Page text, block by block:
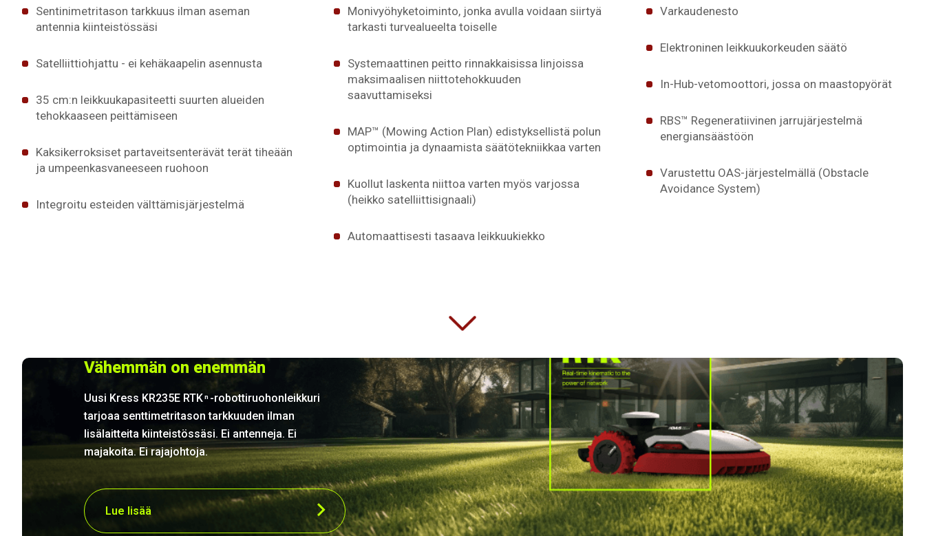
Sentinimetritason tarkkuus ilman aseman
antennia kiinteistössäsi
Satelliittiohjattu - ei kehäkaapelin asennusta
35 cm:n leikkuukapasiteetti suurten alueiden
tehokkaaseen peittämiseen
Kaksikerroksiset partaveitsenterävät terät tiheään
ja umpeenkasvaneeseen ruohoon
Integroitu esteiden välttämisjärjestelmä
Monivyöhyketoiminto, jonka avulla voidaan siirtyä
tarkasti turvealueelta toiselle
Systemaattinen peitto rinnakkaisissa linjoissa
maksimaalisen niittotehokkuuden
saavuttamiseksi
MAP™ (Mowing Action Plan) edistyksellistä polun
optimointia ja dynaamista säätötekniikkaa varten
Kuollut laskenta niittoa varten myös varjossa
(heikko satelliittisignaali)
Automaattisesti tasaava leikkuukiekko
Varkaudenesto
Elektroninen leikkuukorkeuden säätö
In-Hub-vetomoottori, jossa on maastopyörät
RBS™ Regeneratiivinen jarrujärjestelmä
energiansäästöön
Varustettu OAS-järjestelmällä (Obstacle
Avoidance System)
Vähemmän on enemmän
Uusi Kress KR235E RTK n-robottiruohonleikkuri
tarjoaa senttimetritason tarkkuuden ilman
lisälaitteita kiinteistössäsi. Ei antenneja. Ei
majakoita. Ei rajajohtoja.
Lue lisää